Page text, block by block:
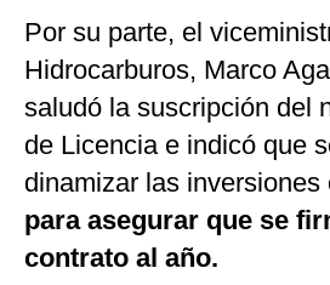
Por su parte, el
Hidrocarburos, Marco
saludó la suscripción del
de Licencia e indicó que
dinamizar las inversiones
para asegurar que se
contrato al año.